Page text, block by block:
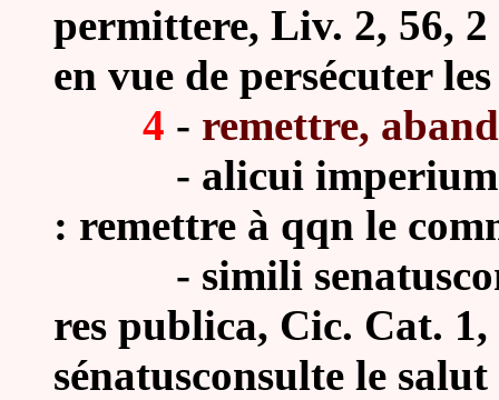
permittere, Liv. 2, 56,
en vue de persécuter
4 - remettre,
- alicui
: remettre à qqn le
- simili
res publica, Cic. Cat.
sénatusconsulte le